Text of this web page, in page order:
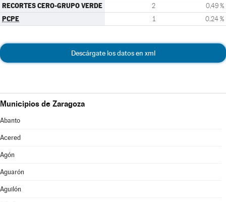
RECORTES CERO-GRUPO VERDE 2 0,49 %
PCPE 1 0,24 %
Descárgate los datos en xml
Municipios de Zaragoza
Abanto
Acered
Agón
Aguarón
Aguilón